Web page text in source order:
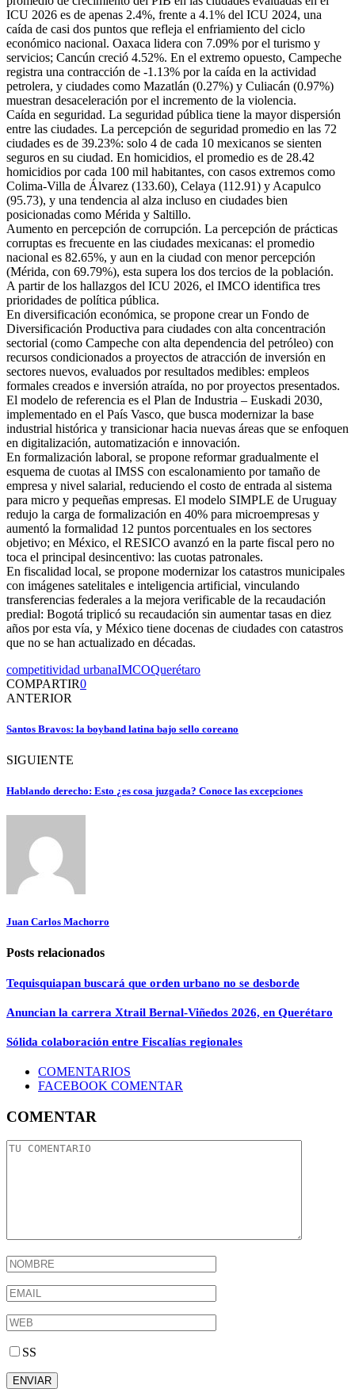
ICU 2026 es de apenas 2.4%, frente a 4.1% del ICU 2024, una
caída de casi dos puntos que refleja el enfriamiento del ciclo
económico nacional. Oaxaca lidera con 7.09% por el turismo y
servicios; Cancún creció 4.52%. En el extremo opuesto, Campeche
registra una contracción de -1.13% por la caída en la actividad
petrolera, y ciudades como Mazatlán (0.27%) y Culiacán (0.97%)
muestran desaceleración por el incremento de la violencia.
Caída en seguridad. La seguridad pública tiene la mayor dispersión
entre las ciudades. La percepción de seguridad promedio en las 72
ciudades es de 39.23%: solo 4 de cada 10 mexicanos se sienten
seguros en su ciudad. En homicidios, el promedio es de 28.42
homicidios por cada 100 mil habitantes, con casos extremos como
Colima-Villa de Álvarez (133.60), Celaya (112.91) y Acapulco
(95.73), y una tendencia al alza incluso en ciudades bien
posicionadas como Mérida y Saltillo.
Aumento en percepción de corrupción. La percepción de prácticas
corruptas es frecuente en las ciudades mexicanas: el promedio
nacional es 82.65%, y aun en la ciudad con menor percepción
(Mérida, con 69.79%), esta supera los dos tercios de la población.
A partir de los hallazgos del ICU 2026, el IMCO identifica tres
prioridades de política pública.
En diversificación económica, se propone crear un Fondo de
Diversificación Productiva para ciudades con alta concentración
sectorial (como Campeche con alta dependencia del petróleo) con
recursos condicionados a proyectos de atracción de inversión en
sectores nuevos, evaluados por resultados medibles: empleos
formales creados e inversión atraída, no por proyectos presentados.
El modelo de referencia es el Plan de Industria – Euskadi 2030,
implementado en el País Vasco, que busca modernizar la base
industrial histórica y transicionar hacia nuevas áreas que se enfoquen
en digitalización, automatización e innovación.
En formalización laboral, se propone reformar gradualmente el
esquema de cuotas al IMSS con escalonamiento por tamaño de
empresa y nivel salarial, reduciendo el costo de entrada al sistema
para micro y pequeñas empresas. El modelo SIMPLE de Uruguay
redujo la carga de formalización en 40% para microempresas y
aumentó la formalidad 12 puntos porcentuales en los sectores
objetivo; en México, el RESICO avanzó en la parte fiscal pero no
toca el principal desincentivo: las cuotas patronales.
En fiscalidad local, se propone modernizar los catastros municipales
con imágenes satelitales e inteligencia artificial, vinculando
transferencias federales a la mejora verificable de la recaudación
predial: Bogotá triplicó su recaudación sin aumentar tasas en diez
años por esta vía, y México tiene docenas de ciudades con catastros
que no se han actualizado en décadas.
competitividad urbanaIMCOQuerétaro
COMPARTIR0
ANTERIOR
Santos Bravos: la boyband latina bajo sello coreano
SIGUIENTE
Hablando derecho: Esto ¿es cosa juzgada? Conoce las excepciones
Juan Carlos Machorro
Posts relacionados
Tequisquiapan buscará que orden urbano no se desborde
Anuncian la carrera Xtrail Bernal-Viñedos 2026, en Querétaro
Sólida colaboración entre Fiscalías regionales
COMENTARIOS
FACEBOOK COMENTAR
COMENTAR
SS